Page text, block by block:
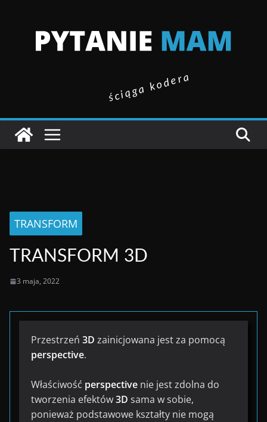
ściąga kodera
TRANSFORM
TRANSFORM 3D
3 maja, 2022
Przestrzeń 3D zainicjowana jest za pomocą
perspective.
Właściwość perspective nie jest zdolna do
tworzenia efektów3D sama w sobie,
ponieważ podstawowe kształty nie mogą